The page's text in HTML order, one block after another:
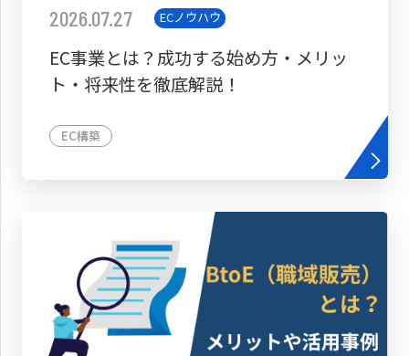
2026.07.27 ECノウハウ
EC事業とは？成功する始め方・メリッ
ト・将来性を徹底解説！
EC構築